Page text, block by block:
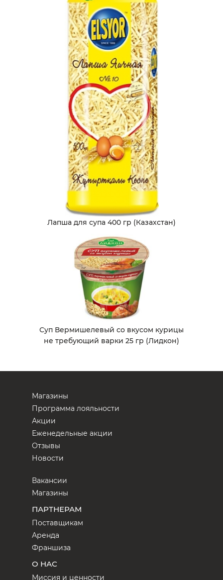
Лапша для супа 400 гр (Казахстан)
Суп Вермишелевый со вкусом курицы
не требующий варки 25 гр (Лидкон)
Магазины
Программа лояльности
Акции
Еженедельные акции
Отзывы
Новости
Вакансии
Магазины
ПАРТНЕРАМ
Поставщикам
Аренда
Франшиза
О НАС
Миссия и ценности